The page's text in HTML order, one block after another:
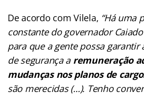
De acordo com Vilela, “Há uma
constante do governador
para que a gente possa garantir
de segurança a remuneração
mudanças nos planos de
são merecidas (…). Tenho